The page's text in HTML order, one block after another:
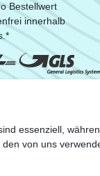
Bestellwert
innerhalb
essenziell,
von uns